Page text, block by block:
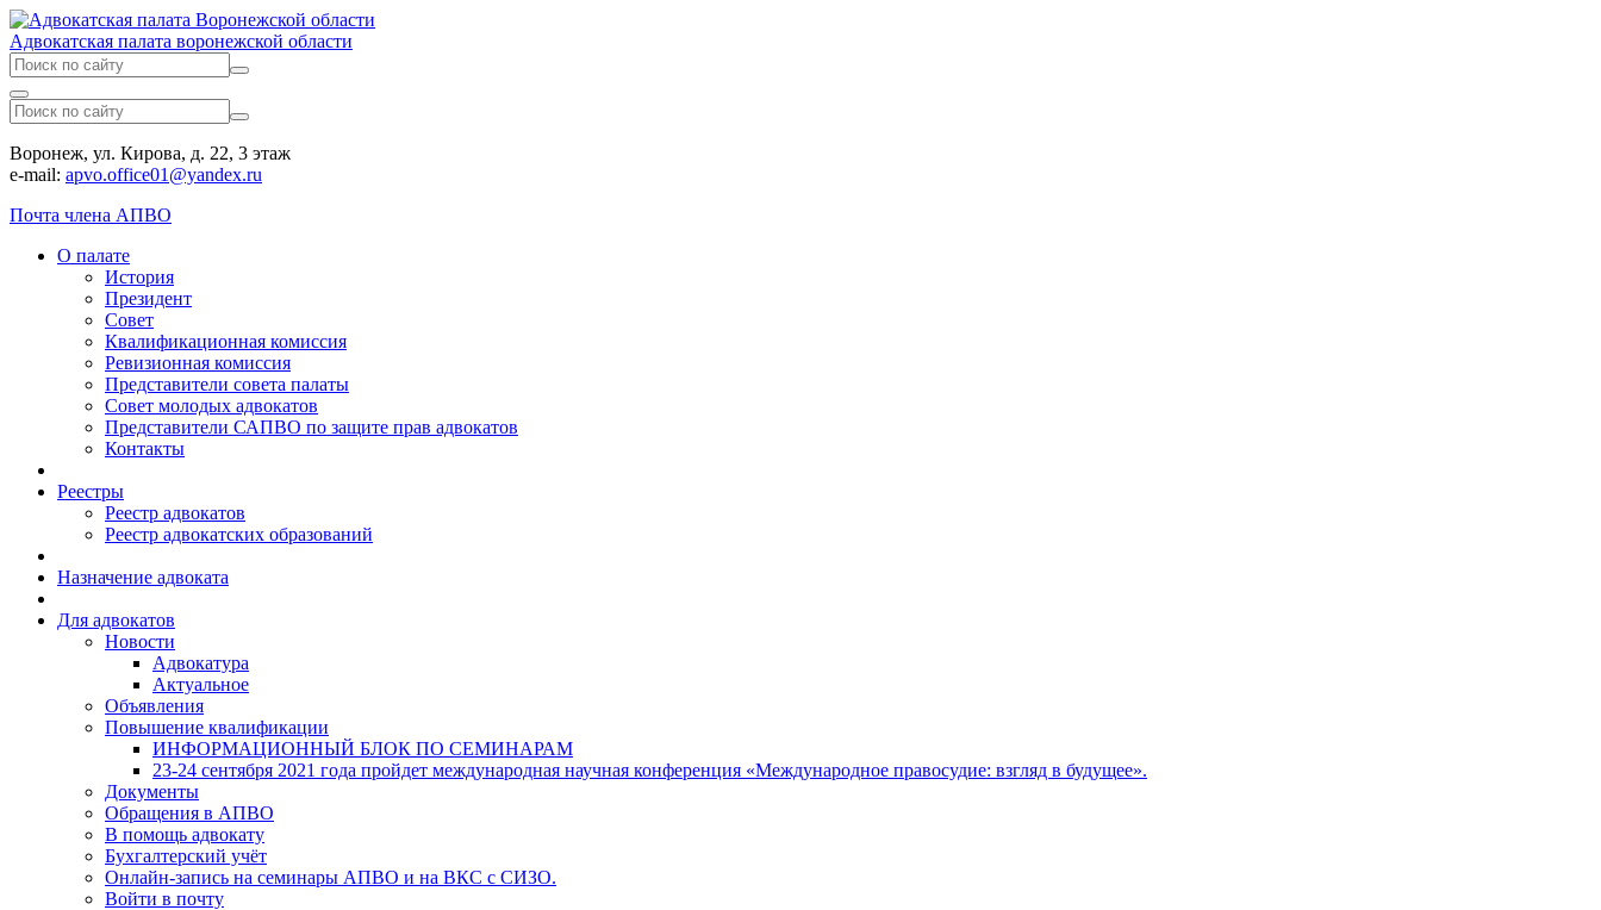
Адвокатская палата воронежской области
Воронеж, ул. Кирова, д. 22, 3 этаж
e-mail: apvo.office01@yandex.ru
Почта члена АПВО
О палате
История
Президент
Совет
Квалификационная комиссия
Ревизионная комиссия
Представители совета палаты
Совет молодых адвокатов
Представители САПВО по защите прав адвокатов
Контакты
Реестры
Реестр адвокатов
Реестр адвокатских образований
Назначение адвоката
Для адвокатов
Новости
Адвокатура
Актуальное
Объявления
Повышение квалификации
ИНФОРМАЦИОННЫЙ БЛОК ПО СЕМИНАРАМ
23-24 сентября 2021 года пройдет международная научная конференция «Международное правосудие: взгляд в будущее».
Документы
Обращения в АПВО
В помощь адвокату
Бухгалтерский учёт
Онлайн-запись на семинары АПВО и на ВКС с СИЗО.
Войти в почту